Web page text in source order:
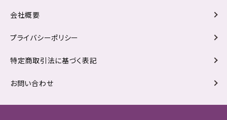
会社概要
プライバシーポリシー
特定商取引法に基づく表記
お問い合わせ